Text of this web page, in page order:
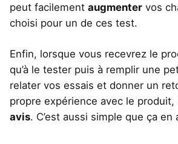
peut facilement augmenter vos
choisi pour un de ces test.
Enfin, lorsque vous recevrez le
qu’à le tester puis à remplir une
relater vos essais et donner un
propre expérience avec le produit,
avis. C’est aussi simple que ça en